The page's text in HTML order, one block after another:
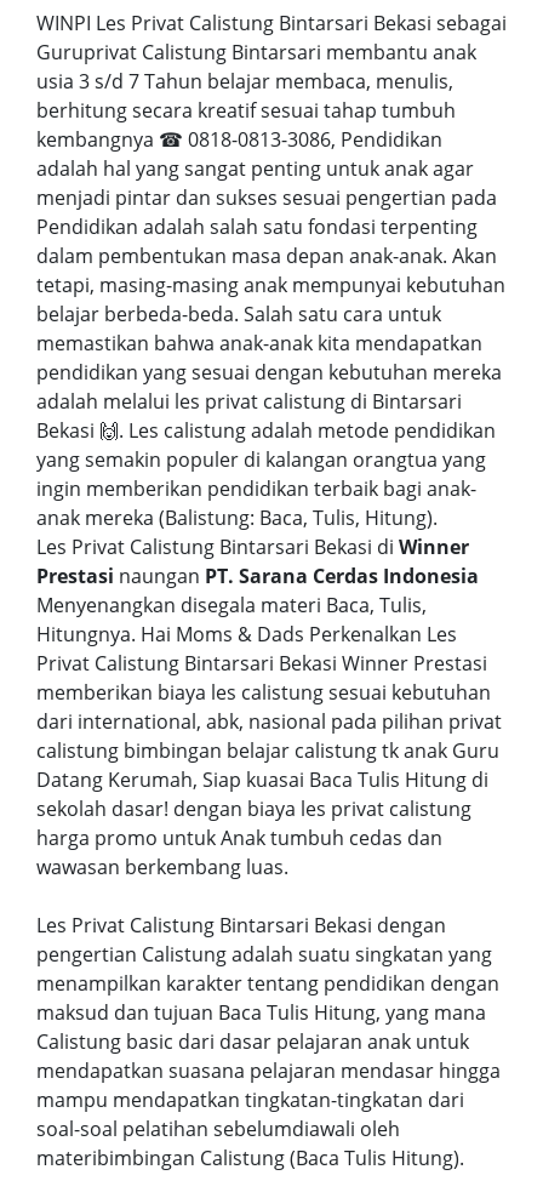
WINPI Les Privat Calistung Bintarsari Bekasi sebagai
Guruprivat Calistung Bintarsari membantu anak
usia 3 s/d 7 Tahun belajar membaca, menulis,
berhitung secara kreatif sesuai tahap tumbuh
kembangnya ☎ 0818-0813-3086, Pendidikan
adalah hal yang sangat penting untuk anak agar
menjadi pintar dan sukses sesuai pengertian pada
Pendidikan adalah salah satu fondasi terpenting
dalam pembentukan masa depan anak-anak. Akan
tetapi, masing-masing anak mempunyai kebutuhan
belajar berbeda-beda. Salah satu cara untuk
memastikan bahwa anak-anak kita mendapatkan
pendidikan yang sesuai dengan kebutuhan mereka
adalah melalui les privat calistung di Bintarsari
Bekasi 🙌. Les calistung adalah metode pendidikan
yang semakin populer di kalangan orangtua yang
ingin memberikan pendidikan terbaik bagi anak-
anak mereka (Balistung: Baca, Tulis, Hitung).
Les Privat Calistung Bintarsari Bekasi di Winner
Prestasi naungan PT. Sarana Cerdas Indonesia
Menyenangkan disegala materi Baca, Tulis,
Hitungnya. Hai Moms & Dads Perkenalkan Les
Privat Calistung Bintarsari Bekasi Winner Prestasi
memberikan biaya les calistung sesuai kebutuhan
dari international, abk, nasional pada pilihan privat
calistung bimbingan belajar calistung tk anak Guru
Datang Kerumah, Siap kuasai Baca Tulis Hitung di
sekolah dasar! dengan biaya les privat calistung
harga promo untuk Anak tumbuh cedas dan
wawasan berkembang luas.
Les Privat Calistung Bintarsari Bekasi dengan
pengertian Calistung adalah suatu singkatan yang
menampilkan karakter tentang pendidikan dengan
maksud dan tujuan Baca Tulis Hitung, yang mana
Calistung basic dari dasar pelajaran anak untuk
mendapatkan suasana pelajaran mendasar hingga
mampu mendapatkan tingkatan-tingkatan dari
soal-soal pelatihan sebelumdiawali oleh
materibimbingan Calistung (Baca Tulis Hitung).